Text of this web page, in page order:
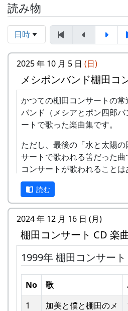
読み物
日時
2025 年 10 月 5 日 (日)
メシポンバンド棚田コ
かつての棚田コンサートの
バンド（メシアとポン四郎
ートで歌った楽曲集です。
ただし、最後の「水と太陽
サートで歌われる筈だった
コンサートが歌われることは
棚田のうた ～ふるさと
読む
2024 年 12 月 16 日 (月)
棚田コンサート CD 楽
1999年 棚田コンサート
No 歌
1
加美と僕と棚⽥のメ